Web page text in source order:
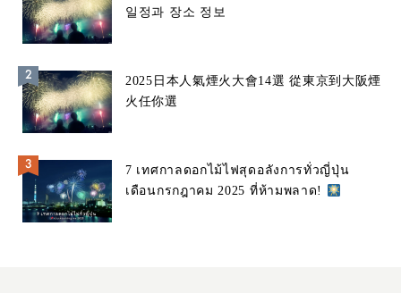
일정과 장소 정보
2025日本人氣煙火大會14選 從東京到大阪煙
火任你選
7 เทศกาลดอกไม้ไฟสุดอลังการทั่วญี่ปุ่น
เดือนกรกฎาคม 2025 ที่ห้ามพลาด!